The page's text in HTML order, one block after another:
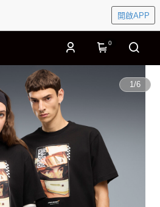
開啟APP
0
1/6